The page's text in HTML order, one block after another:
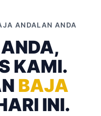
ANDALAN ANDA
KAMI.
BAJA
INI.